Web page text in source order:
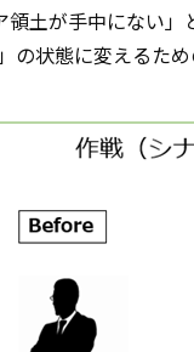
土が手中にない
状態に変えるため